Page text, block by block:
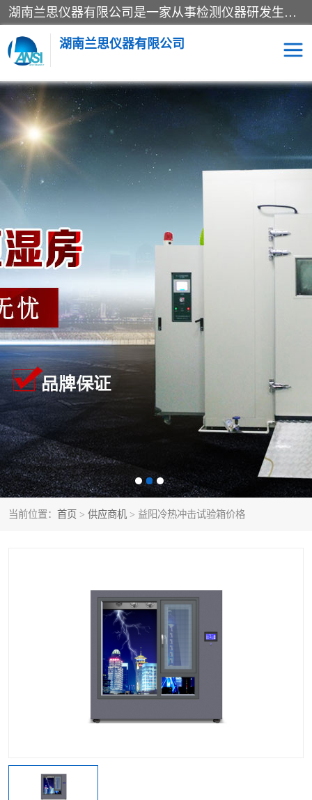
湖南兰思仪器有限公司是一家从事检测仪器研发生产销售和维修保养服务的综合型企业，产品符合国际标准可按需定制专业售前售后工程师，主要有门窗性能体验箱、门窗隔音展示箱、恒温恒湿试验箱、步入式恒温恒湿房、高低温试验箱、老化试验箱、老化试验房、恒温恒湿培养箱、水泥标准养护试验箱、电热鼓风干燥试验箱、真空干燥箱、工业烤箱、盐雾腐蚀试验箱等。
湖南兰思仪器有限公司
当前位置： 首页 > 供应商机 > 益阳冷热冲击试验箱价格
老化房 恒温恒湿试验箱
工业烘箱 门窗体验箱